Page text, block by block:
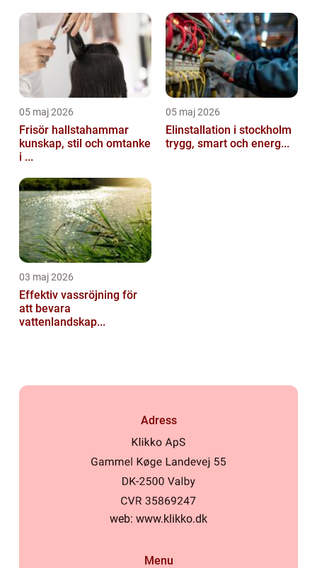
05 maj 2026
Frisör hallstahammar
kunskap, stil och omtanke
i ...
05 maj 2026
Elinstallation i stockholm
trygg, smart och energ...
03 maj 2026
Effektiv vassröjning för
att bevara
vattenlandskap...
Adress
web: www.klikko.dk
Menu